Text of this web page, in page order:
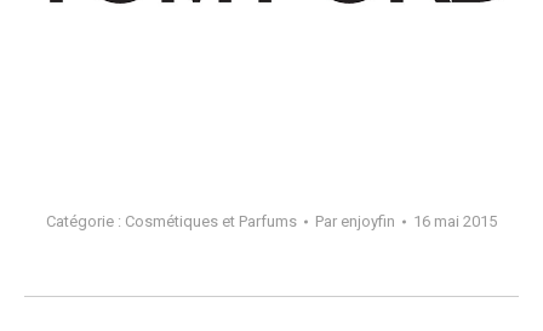
Catégorie : Cosmétiques et Parfums Par enjoyfin 16 mai 2015